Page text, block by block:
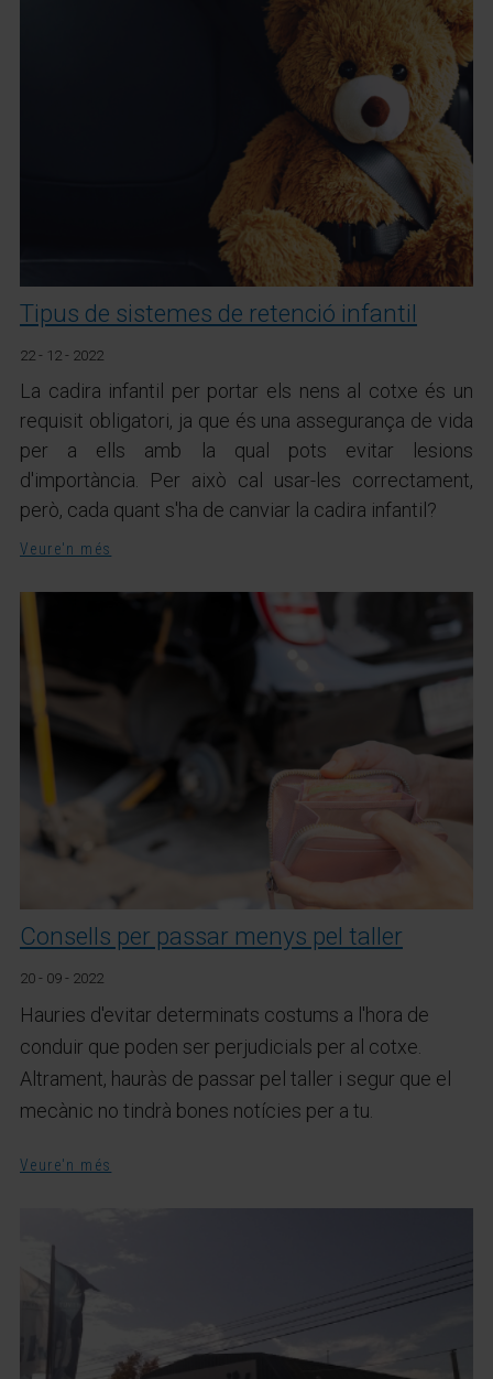
Tipus de sistemes de retenció infantil
22 - 12 - 2022
La cadira infantil per portar els nens al cotxe és un
requisit obligatori, ja que és una assegurança de vida
per a ells amb la qual pots evitar lesions
d'importància. Per això cal usar-les correctament,
però, cada quant s'ha de canviar la cadira infantil?
Veure'n més
Consells per passar menys pel taller
20 - 09 - 2022
Hauries d'evitar determinats costums a l'hora de
conduir que poden ser perjudicials per al cotxe.
Altrament, hauràs de passar pel taller i segur que el
mecànic no tindrà bones notícies per a tu.
Veure'n més